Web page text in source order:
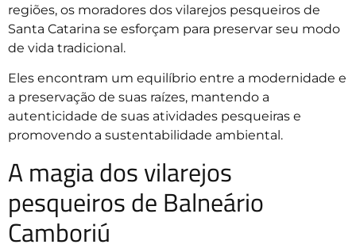
regiões, os moradores dos vilarejos pesqueiros de
Santa Catarina se esforçam para preservar seu modo
de vida tradicional.
Eles encontram um equilíbrio entre a modernidade e
a preservação de suas raízes, mantendo a
autenticidade de suas atividades pesqueiras e
promovendo a sustentabilidade ambiental.
A magia dos vilarejos
pesqueiros de Balneário
Camboriú